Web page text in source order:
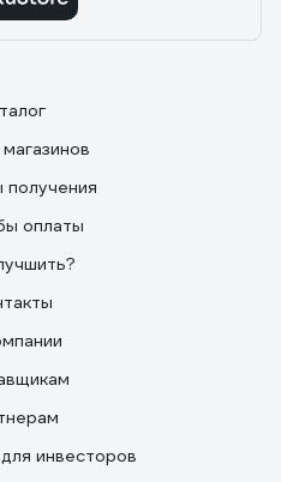
оплаты
инвесторов